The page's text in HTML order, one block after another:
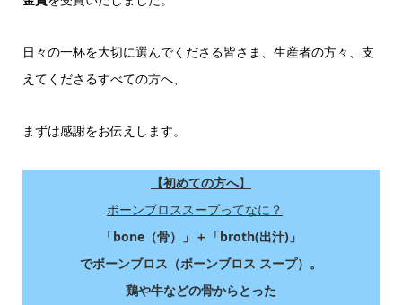
日々の一杯を大切に選んでくださる皆さま、生産者の方々、支
えてくださるすべての方へ、
まずは感謝をお伝えします。
【初めての方へ】
ボーンブロススープってなに？
「bone（骨）」＋「broth(出汁)」
でボーンブロス（ボーンブロス スープ）。
鶏や牛などの骨からとった